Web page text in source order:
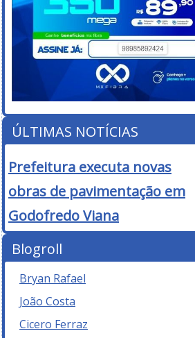
ÚLTIMAS NOTÍCIAS
Prefeitura executa novas
obras de pavimentação em
Godofredo Viana
Blogroll
Bryan Rafael
João Costa
Cicero Ferraz